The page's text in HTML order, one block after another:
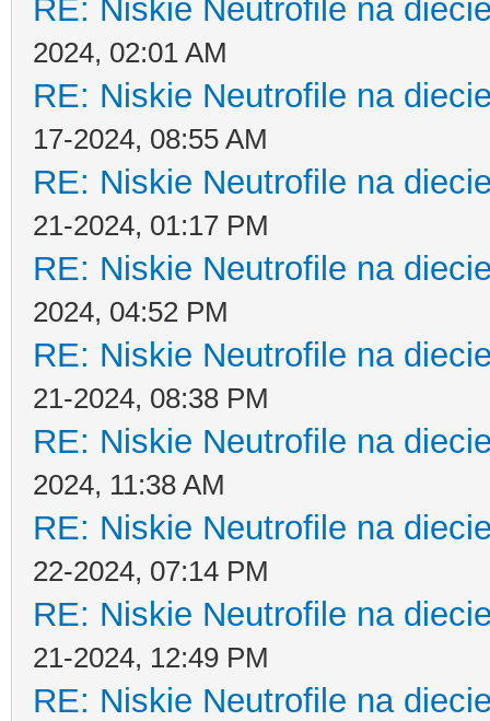
RE: Niskie Neutrofile na
2024, 02:01 AM
RE: Niskie Neutrofile na
17-2024, 08:55 AM
RE: Niskie Neutrofile na
21-2024, 01:17 PM
RE: Niskie Neutrofile na
2024, 04:52 PM
RE: Niskie Neutrofile na
21-2024, 08:38 PM
RE: Niskie Neutrofile na
2024, 11:38 AM
RE: Niskie Neutrofile na
22-2024, 07:14 PM
RE: Niskie Neutrofile na
21-2024, 12:49 PM
RE: Niskie Neutrofile na